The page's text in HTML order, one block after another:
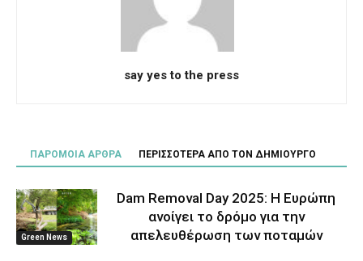
say yes to the press
ΠΑΡΟΜΟΙΑ ΑΡΘΡΑ ΠΕΡΙΣΣΟΤΕΡΑ ΑΠΟ ΤΟΝ ΔΗΜΙΟΥΡΓΟ
Green News
Dam Removal Day 2025: Η Ευρώπη
ανοίγει το δρόμο για την
απελευθέρωση των ποταμών